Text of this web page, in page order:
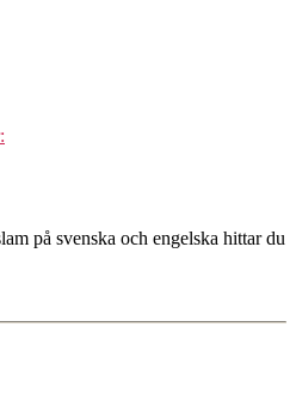
på svenska och engelska hittar du